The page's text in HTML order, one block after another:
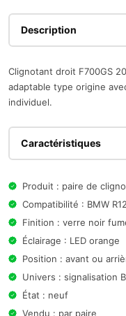
Description
Clignotant droit F700GS
adaptable type origine
individuel.
Caractéristiques
Produit : paire de
Compatibilité : BMW
Finition : verre noir
Éclairage : LED orange
Position : avant ou
Univers : signalisation
État : neuf
Vendu : par paire